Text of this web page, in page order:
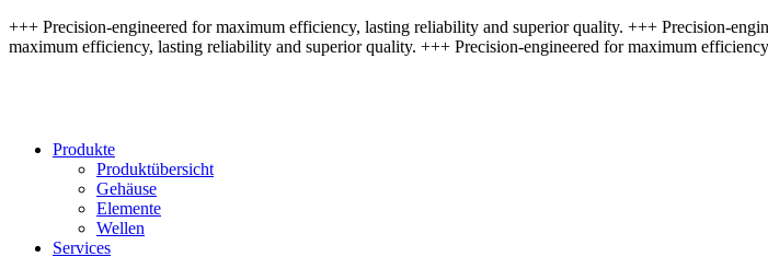
+++ Precision-engineered for maximum efficiency, lasting reliability and superior quality. +++ Precision-
maximum efficiency, lasting reliability and superior quality. +++ Precision-engineered for maximum
Produkte
Produktübersicht
Gehäuse
Elemente
Wellen
Services